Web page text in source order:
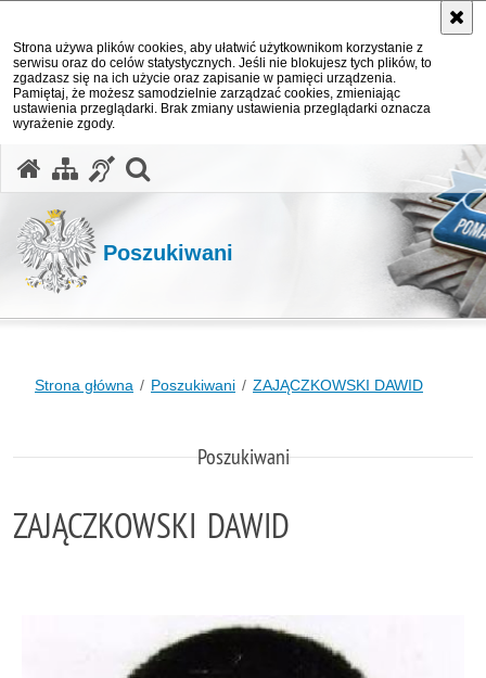
Strona używa plików cookies, aby ułatwić użytkownikom korzystanie z
serwisu oraz do celów statystycznych. Jeśli nie blokujesz tych plików, to
zgadzasz się na ich użycie oraz zapisanie w pamięci urządzenia.
Pamiętaj, że możesz samodzielnie zarządzać cookies, zmieniając
ustawienia przeglądarki. Brak zmiany ustawienia przeglądarki oznacza
wyrażenie zgody.
Poszukiwani
Strona główna Poszukiwani ZAJĄCZKOWSKI DAWID
Poszukiwani
ZAJĄCZKOWSKI DAWID